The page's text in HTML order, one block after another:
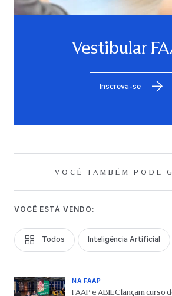
Vestibular
Inscreva-se
VOCÊ TAMBÉM PODE
VOCÊ ESTÁ VENDO:
Todos Inteligência Artificial
NA FAAP
FAAP e ABIEC lançam curso